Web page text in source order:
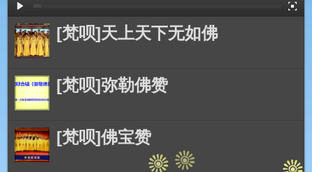
[梵呗]天上天下无如佛
[梵呗]弥勒佛赞
[梵呗]佛宝赞